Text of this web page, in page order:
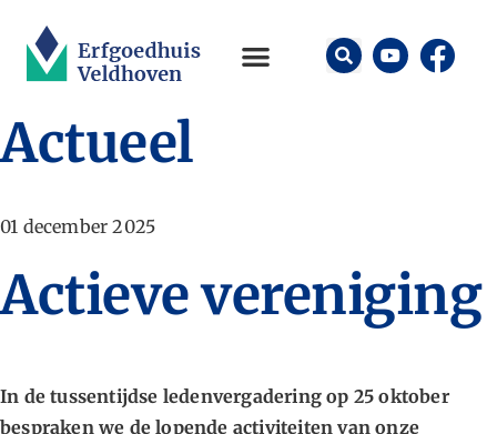
Actueel
01 december 2025
Actieve vereniging
In de tussentijdse ledenvergadering op 25 oktober
bespraken we de lopende activiteiten van onze